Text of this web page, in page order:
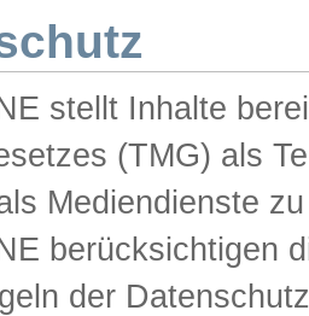
stellt Inhalte
(TMG) als
Mediendienste
berücksichtigen
der